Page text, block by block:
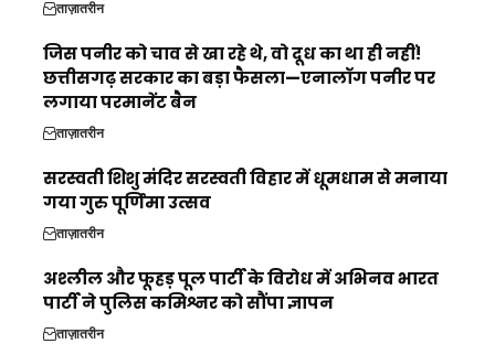
ताज़ातरीन
जिस पनीर को चाव से खा रहे थे, वो दूध का था ही नहीं!
छत्तीसगढ़ सरकार का बड़ा फैसला—एनालॉग पनीर पर
लगाया परमानेंट बैन
ताज़ातरीन
सरस्वती शिशु मंदिर सरस्वती विहार में धूमधाम से मनाया
गया गुरु पूर्णिमा उत्सव
ताज़ातरीन
अश्लील और फूहड़ पूल पार्टी के विरोध में अभिनव भारत
पार्टी ने पुलिस कमिश्नर को सौंपा ज्ञापन
ताज़ातरीन